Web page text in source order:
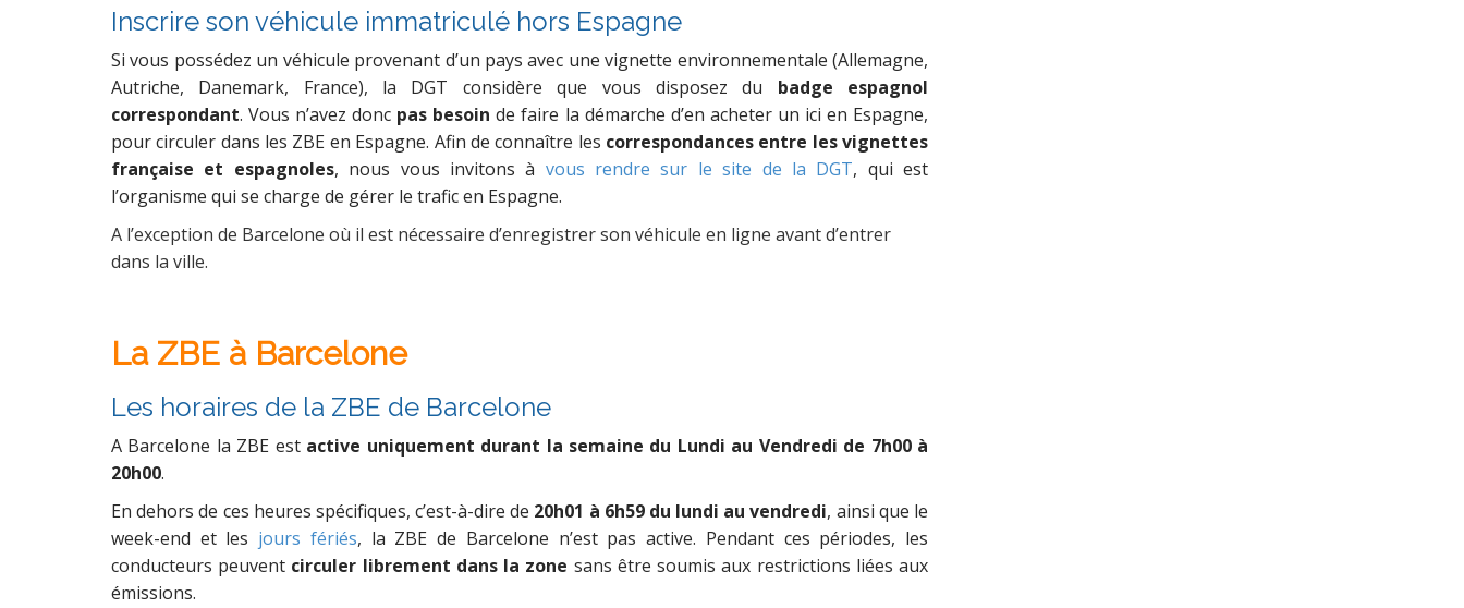
Inscrire son véhicule immatriculé hors Espagne
Si vous possédez un véhicule provenant d’un pays avec une vignette environnementale (Allemagne,
Autriche, Danemark, France), la DGT considère que vous disposez du badge espagnol
correspondant. Vous n’avez donc pas besoin de faire la démarche d’en acheter un ici en Espagne,
pour circuler dans les ZBE en Espagne. Afin de connaître les correspondances entre les vignettes
française et espagnoles, nous vous invitons à vous rendre sur le site de la DGT, qui est
l’organisme qui se charge de gérer le trafic en Espagne.
A l’exception de Barcelone où il est nécessaire d’enregistrer son véhicule en ligne avant d’entrer
dans la ville.
La ZBE à Barcelone
Les horaires de la ZBE de Barcelone
A Barcelone la ZBE est active uniquement durant la semaine du Lundi au Vendredi de 7h00 à
20h00.
En dehors de ces heures spécifiques, c’est-à-dire de 20h01 à 6h59 du lundi au vendredi, ainsi que le
week-end et les jours fériés, la ZBE de Barcelone n’est pas active. Pendant ces périodes, les
conducteurs peuvent circuler librement dans la zone sans être soumis aux restrictions liées aux
émissions.